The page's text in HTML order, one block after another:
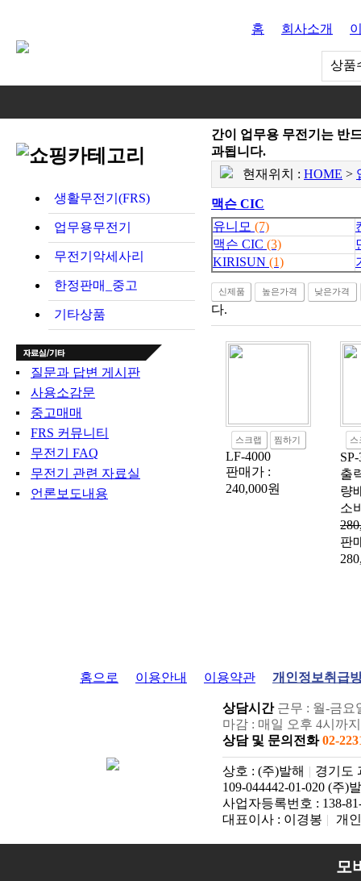
홈 회사소개
상품
생활무전기(FRS)
업무용무전기
무전기악세사리
한정판매_중고
기타상품
질문과 답변 게시판
사용소감문
중고매매
FRS 커뮤니티
무전기 FAQ
무전기 관련 자료실
언론보도내용
간이 업무용 무전기는 반
과됩니다.
현재위치 : HOME >
맥슨 CIC
유니모 (7)
맥슨 CIC (3)
KIRISUN (1)
신제품 높은가격 낮은가격
다.
스크랩 찜하기
LF-4000
판매가 :
240,000원
스
출
량
소
판
홈으로 이용안내 이용약관 개인정보취급
상담시간 근무 : 월-금요
마감 : 매일 오후 4시까
상담 및 문의전화02-
상호 : (주)발해 | 경기도
109-044442-01-020 (주)
사업자등록번호 : 138-
대표이사 : 이경봉 | 개
모